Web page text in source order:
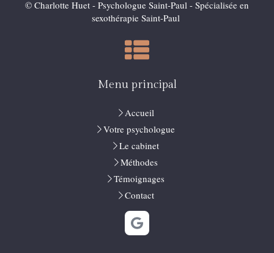
© Charlotte Huet - Psychologue Saint-Paul - Spécialisée en
sexothérapie Saint-Paul
Menu principal
Accueil
Votre psychologue
Le cabinet
Méthodes
Témoignages
Contact